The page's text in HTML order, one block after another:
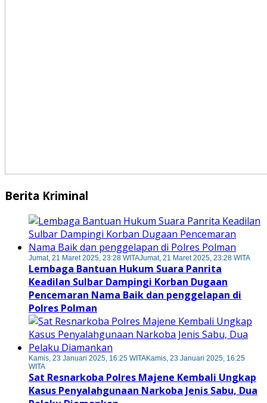
Berita Kriminal
Jumat, 21 Maret 2025, 23:28 WITAJumat, 21 Maret 2025, 23:28 WITA
Lembaga Bantuan Hukum Suara Panrita
Keadilan Sulbar Dampingi Korban Dugaan
Pencemaran Nama Baik dan penggelapan di
Polres Polman
Kamis, 23 Januari 2025, 16:25 WITAKamis, 23 Januari 2025, 16:25
WITA
Sat Resnarkoba Polres Majene Kembali Ungkap
Kasus Penyalahgunaan Narkoba Jenis Sabu, Dua